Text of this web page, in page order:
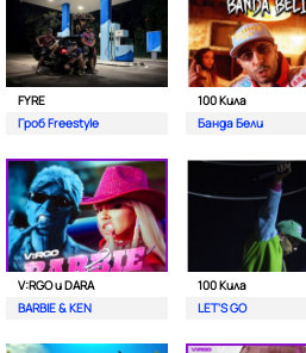
FYRE
Гроб Freestyle
100 Кила
Банда Бели
V:RGO и DARA
BARBIE & KEN
100 Кила
LET'S GO